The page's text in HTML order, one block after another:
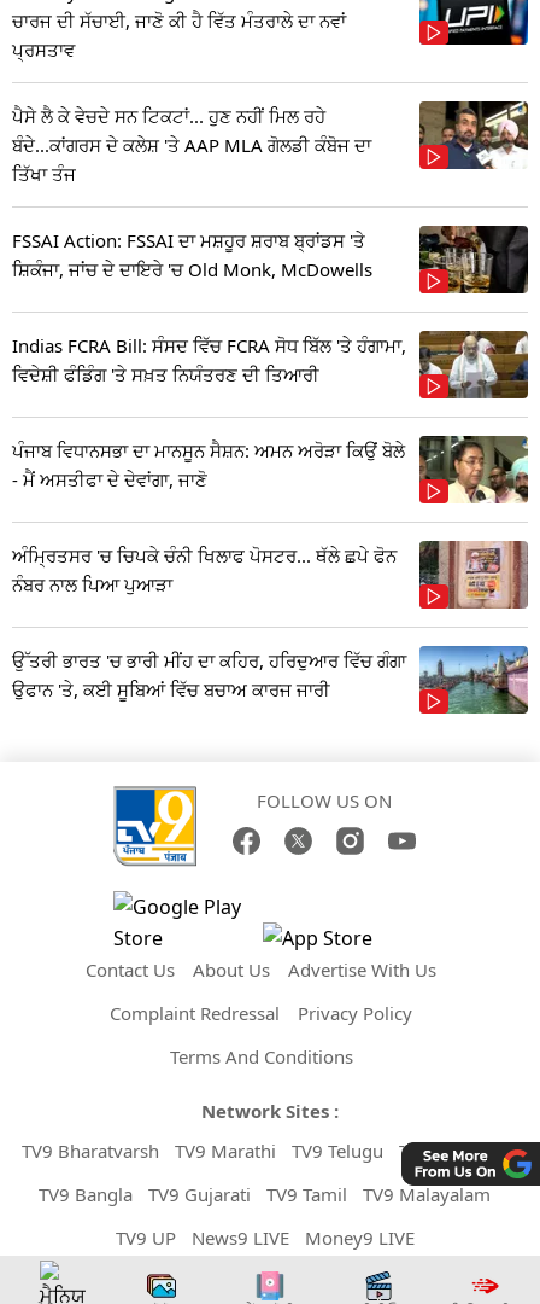
ਚਾਰਜ ਦੀ ਸੱਚਾਈ, ਜਾਣੋ ਕੀ ਹੈ ਵਿੱਤ ਮੰਤਰਾਲੇ ਦਾ ਨਵਾਂ
ਪ੍ਰਸਤਾਵ
ਪੈਸੇ ਲੈ ਕੇ ਵੇਚਦੇ ਸਨ ਟਿਕਟਾਂ... ਹੁਣ ਨਹੀਂ ਮਿਲ ਰਹੇ
ਬੰਦੇ...ਕਾਂਗਰਸ ਦੇ ਕਲੇਸ਼ 'ਤੇ AAP MLA ਗੋਲਡੀ ਕੰਬੋਜ ਦਾ
ਤਿੱਖਾ ਤੰਜ
FSSAI Action: FSSAI ਦਾ ਮਸ਼ਹੂਰ ਸ਼ਰਾਬ ਬ੍ਰਾਂਡਸ 'ਤੇ
ਸ਼ਿਕੰਜਾ, ਜਾਂਚ ਦੇ ਦਾਇਰੇ 'ਚ Old Monk, McDowells
Indias FCRA Bill: ਸੰਸਦ ਵਿੱਚ FCRA ਸੋਧ ਬਿੱਲ 'ਤੇ ਹੰਗਾਮਾ,
ਵਿਦੇਸ਼ੀ ਫੰਡਿੰਗ 'ਤੇ ਸਖ਼ਤ ਨਿਯੰਤਰਣ ਦੀ ਤਿਆਰੀ
ਪੰਜਾਬ ਵਿਧਾਨਸਭਾ ਦਾ ਮਾਨਸੂਨ ਸੈਸ਼ਨ: ਅਮਨ ਅਰੋੜਾ ਕਿਉਂ ਬੋਲੇ
- ਮੈਂ ਅਸਤੀਫਾ ਦੇ ਦੇਵਾਂਗਾ, ਜਾਣੋ
ਅੰਮ੍ਰਿਤਸਰ 'ਚ ਚਿਪਕੇ ਚੰਨੀ ਖਿਲਾਫ ਪੋਸਟਰ... ਥੱਲੇ ਛਪੇ ਫੋਨ
ਨੰਬਰ ਨਾਲ ਪਿਆ ਪੁਆੜਾ
ਉੱਤਰੀ ਭਾਰਤ 'ਚ ਭਾਰੀ ਮੀਂਹ ਦਾ ਕਹਿਰ, ਹਰਿਦੁਆਰ ਵਿੱਚ ਗੰਗਾ
ਉਫਾਨ 'ਤੇ, ਕਈ ਸੂਬਿਆਂ ਵਿੱਚ ਬਚਾਅ ਕਾਰਜ ਜਾਰੀ
FOLLOW US ON
Contact Us About Us
Advertise With Us
Complaint Redressal
Privacy Policy
Terms And Conditions
Network Sites :
TV9 Bharatvarsh
TV9 Marathi TV9 Telugu
TV9 Kannada
TV9 Bangla
TV9 Gujarati TV9 Tamil
TV9 Malayalam
TV9 UP
News9 LIVE Money9 LIVE
Copyright © 2026 TV9 Punjabi. All Rights Reserved.